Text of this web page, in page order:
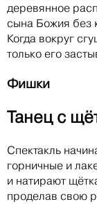
деревянное
сына Божия без
Когда вокруг
только его
Фишки
Танец с
Спектакль
горничные и
и натирают
проделав свою